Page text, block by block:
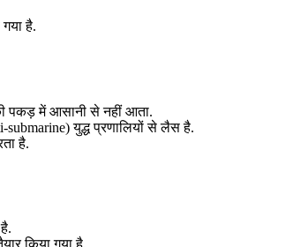
है.
पकड़ में आसानी से नहीं आता.
submarine) युद्ध प्रणालियों से लैस है.
है.